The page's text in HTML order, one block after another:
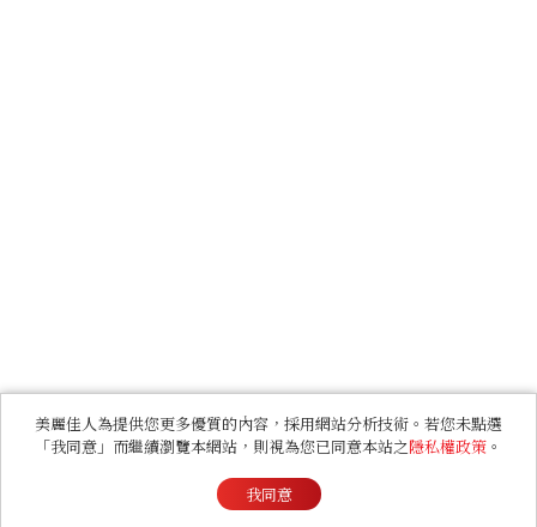
美麗佳人為提供您更多優質的內容，採用網站分析技術。若您未點選
「我同意」而繼續瀏覽本網站，則視為您已同意本站之隱私權政策 。
我同意